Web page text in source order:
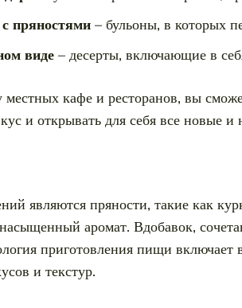
пряностями – бульоны, в которых
виде – десерты, включающие в
кафе и ресторанов, вы
и открывать для себя все новые и
являются пряности, такие как
аромат. Вдобавок,
приготовления пищи включает
и текстур.